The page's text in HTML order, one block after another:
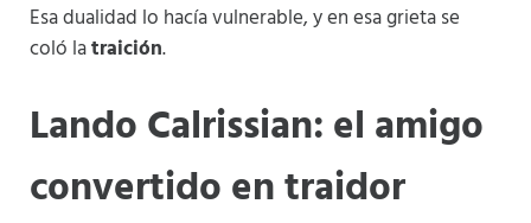
Esa dualidad lo hacía vulnerable, y en esa grieta se
coló latraición.
Lando Calrissian: el amigo
convertido en traidor